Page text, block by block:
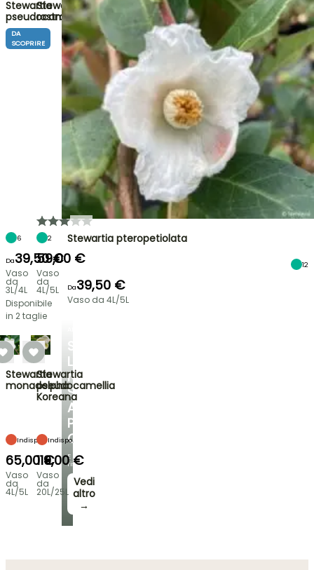
SCOPRI
LA
NOSTRA
SELEZIONE
A
PREZZI
CONVENIENTI
E
risparmia!
Vedi
altro
→
Stewartia
pseudocamellia
DA
SCOPRIRE
6
Da39,50 €
Vaso
da
3L/4L
Disponibile
in 2 taglie
Stewartia
rostrata
2
59,00 €
Vaso
da
4L/5L
Stewartia pteropetiolata
12
Da39,50 €
Vaso da 4L/5L
Stewartia
monadelpha
Indispo.
65,00 €
Vaso
da
4L/5L
Stewartia
pseudocamellia
Koreana
Indispo.
119,00 €
Vaso
da
20L/25L